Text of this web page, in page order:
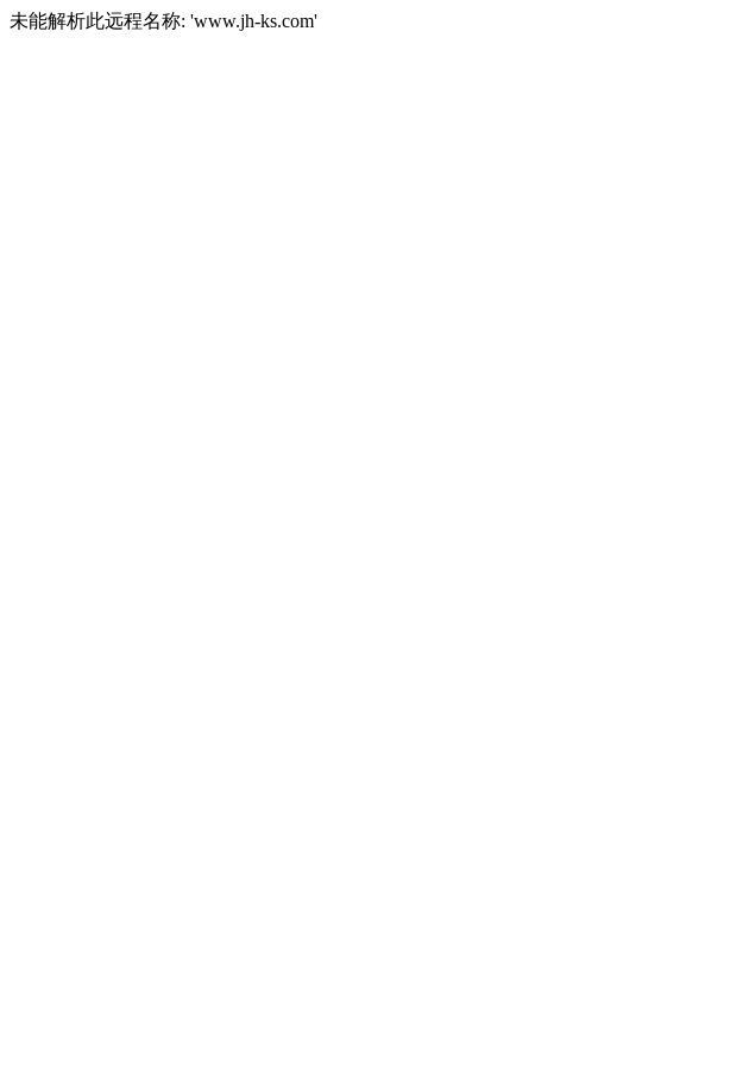
未能解析此远程名称: 'www.jh-ks.com'